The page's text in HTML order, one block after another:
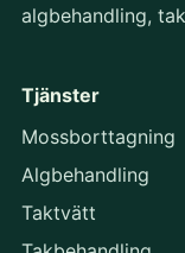
algbehandling,
Tjänster
Mossborttagning
Algbehandling
Taktvätt